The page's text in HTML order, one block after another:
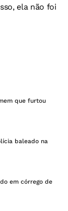
ela não foi
que furtou
baleado na
em córrego de